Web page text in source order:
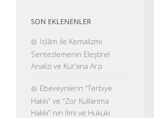
SON EKLENENLER
İslâm ile Kemalizmi
Sentezlemenin Eleştirel
Analizi ve Kur’ana Arzı
Ebeveynlerin “Terbiye
Hakkı” ve “Zor Kullanma
Hakkı” nın İlmi ve Hukuki